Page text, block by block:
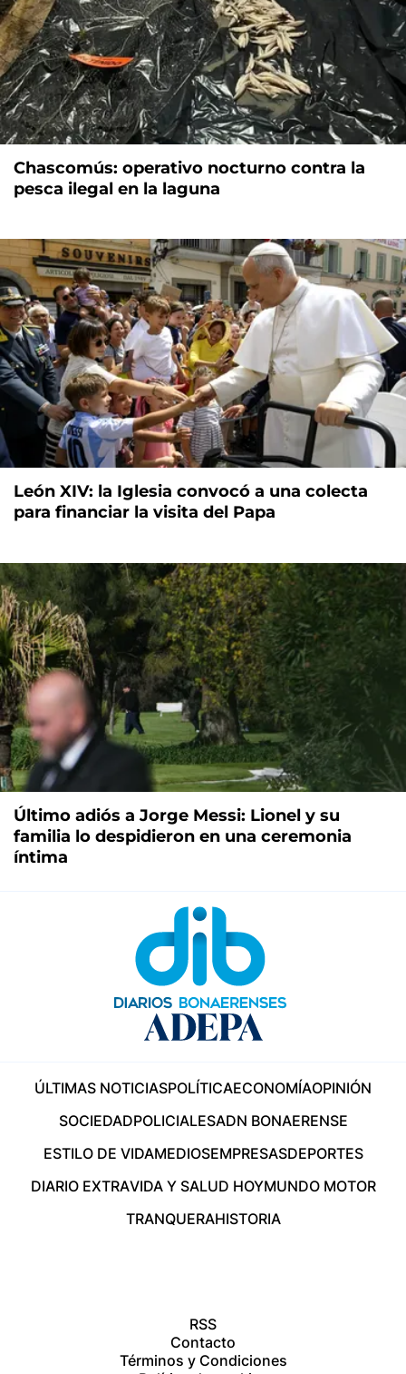
Chascomús: operativo nocturno contra la
pesca ilegal en la laguna
León XIV: la Iglesia convocó a una colecta
para financiar la visita del Papa
Último adiós a Jorge Messi: Lionel y su
familia lo despidieron en una ceremonia
íntima
ÚLTIMAS NOTICIASPOLÍTICAECONOMÍAOPINIÓN
SOCIEDADPOLICIALESADN BONAERENSE
ESTILO DE VIDAMEDIOSEMPRESASDEPORTES
DIARIO EXTRAVIDA Y SALUD HOYMUNDO MOTOR
TRANQUERAHISTORIA
RSS
Contacto
Términos y Condiciones